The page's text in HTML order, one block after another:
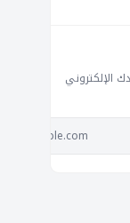
الإلكتروني